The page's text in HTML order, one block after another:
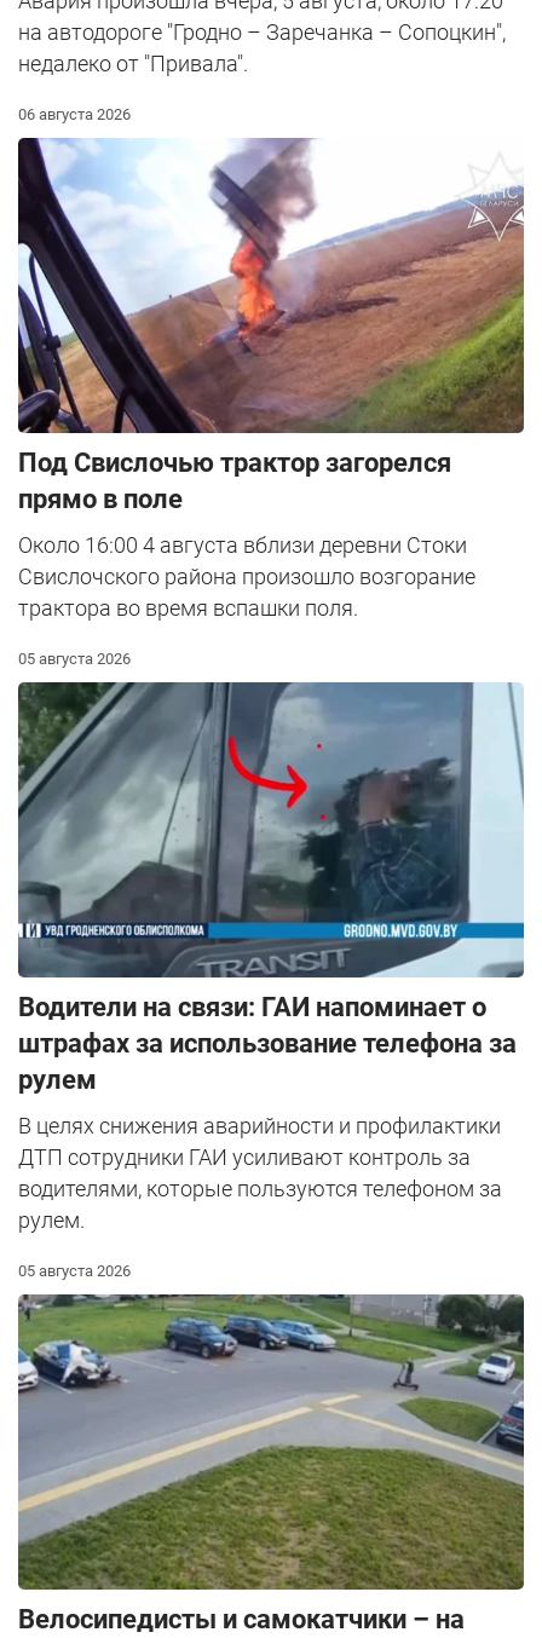
на автодороге "Гродно – Заречанка – Сопоцкин",
недалеко от "Привала".
06 августа 2026
Под Свислочью трактор загорелся
прямо в поле
Около 16:00 4 августа вблизи деревни Стоки
Свислочского района произошло возгорание
трактора во время вспашки поля.
05 августа 2026
Водители на связи: ГАИ напоминает о
штрафах за использование телефона за
рулем
В целях снижения аварийности и профилактики
ДТП сотрудники ГАИ усиливают контроль за
водителями, которые пользуются телефоном за
рулем.
05 августа 2026
Велосипедисты и самокатчики – на